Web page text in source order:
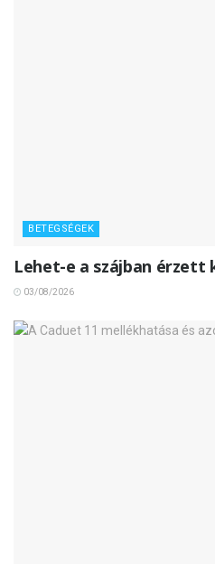
BETEGSÉGEK
Lehet-e a szájban érzett
03/08/2026